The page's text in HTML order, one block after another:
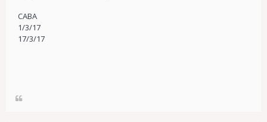
CABA
1/3/17
17/3/17